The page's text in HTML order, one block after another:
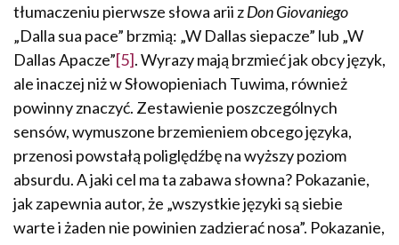
tłumaczeniu pierwsze słowa arii zDon Giovaniego
„Dalla sua pace” brzmią: „W Dallas siepacze” lub „W
Dallas Apacze”[5]. Wyrazy mają brzmieć jak obcy język,
ale inaczej niż w Słowopieniach Tuwima, również
powinny znaczyć. Zestawienie po­szczególnych
sensów, wymuszone brzemieniem obcego języka,
przenosi powstałą poliględźbę na wyższy poziom
absurdu. A jaki cel ma ta zabawa słowna? Pokazanie,
jak zapewnia autor, że „wszystkie języki są siebie
warte i żaden nie powinien zadzierać nosa”. Pokazanie,